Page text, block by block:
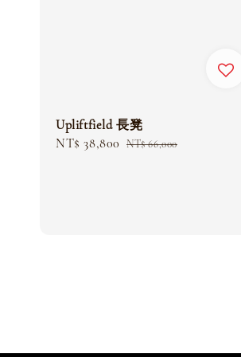
Upliftfield 長凳
Sale
NT$ 38,800 Regular
NT$ 66,000